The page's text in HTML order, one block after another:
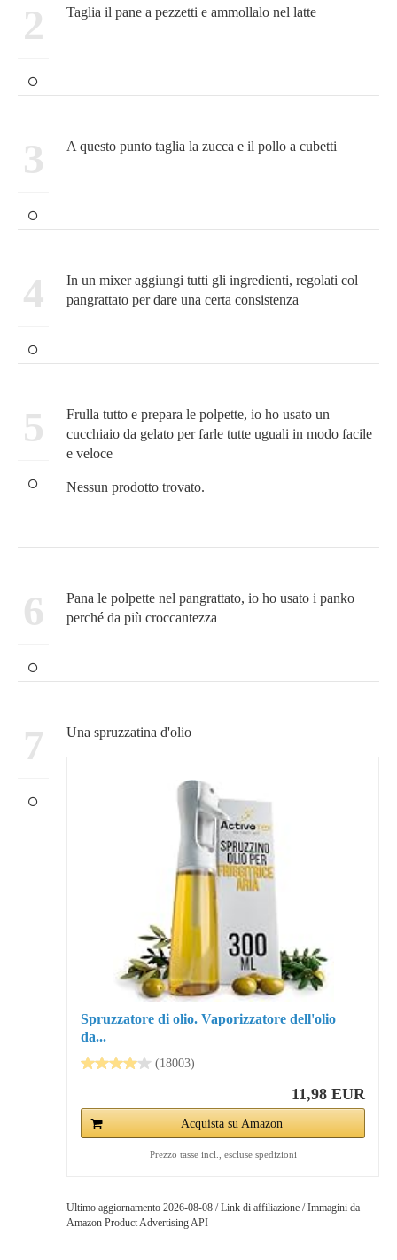
2 Taglia il pane a pezzetti e ammollalo nel latte
3 A questo punto taglia la zucca e il pollo a cubetti
4
In un mixer aggiungi tutti gli ingredienti, regolati col
pangrattato per dare una certa consistenza
5
Frulla tutto e prepara le polpette, io ho usato un
cucchiaio da gelato per farle tutte uguali in modo facile
e veloce
Nessun prodotto trovato.
6
Pana le polpette nel pangrattato, io ho usato i panko
perché da più croccantezza
7 Una spruzzatina d'olio
Spruzzatore di olio. Vaporizzatore dell'olio
da...
(18003)
11,98 EUR
Acquista su Amazon
Prezzo tasse incl., escluse spedizioni
Ultimo aggiornamento 2026-08-08 / Link di affiliazione / Immagini da
Amazon Product Advertising API